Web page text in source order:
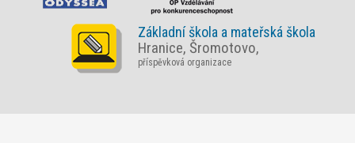
Základní škola a mateřská škola
Hranice, Šromotovo,
příspěvková organizace